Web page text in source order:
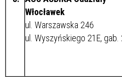
Włocławek
ul. Warszawska 246
ul. Wyszyńskiego 21E, gab.